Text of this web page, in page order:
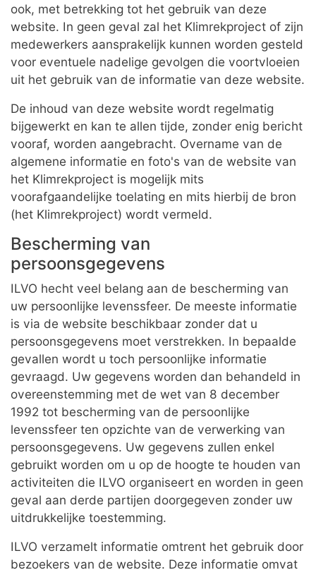
ook, met betrekking tot het gebruik van deze
website. In geen geval zal het Klimrekproject of zijn
medewerkers aansprakelijk kunnen worden gesteld
voor eventuele nadelige gevolgen die voortvloeien
uit het gebruik van de informatie van deze website.
De inhoud van deze website wordt regelmatig
bijgewerkt en kan te allen tijde, zonder enig bericht
vooraf, worden aangebracht. Overname van de
algemene informatie en foto's van de website van
het Klimrekproject is mogelijk mits
voorafgaandelijke toelating en mits hierbij de bron
(het Klimrekproject) wordt vermeld.
Bescherming van
persoonsgegevens
ILVO hecht veel belang aan de bescherming van
uw persoonlijke levenssfeer. De meeste informatie
is via de website beschikbaar zonder dat u
persoonsgegevens moet verstrekken. In bepaalde
gevallen wordt u toch persoonlijke informatie
gevraagd. Uw gegevens worden dan behandeld in
overeenstemming met de wet van 8 december
1992 tot bescherming van de persoonlijke
levenssfeer ten opzichte van de verwerking van
persoonsgegevens. Uw gegevens zullen enkel
gebruikt worden om u op de hoogte te houden van
activiteiten die ILVO organiseert en worden in geen
geval aan derde partijen doorgegeven zonder uw
uitdrukkelijke toestemming.
ILVO verzamelt informatie omtrent het gebruik door
bezoekers van de website. Deze informatie omvat